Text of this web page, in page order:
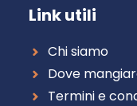
Link utili
Chi siamo
Dove
Termini e